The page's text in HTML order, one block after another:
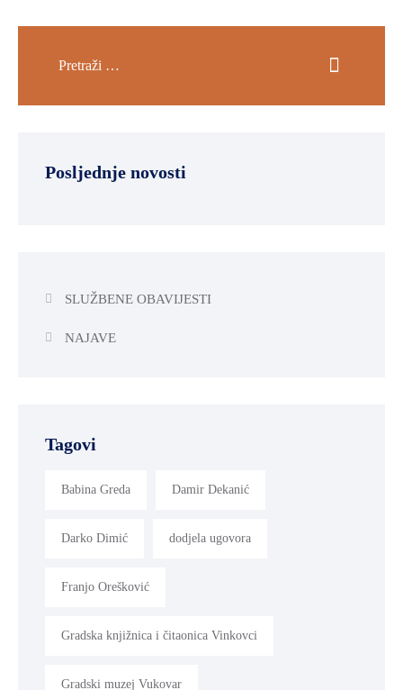
Posljednje novosti
SLUŽBENE OBAVIJESTI
NAJAVE
Tagovi
Babina Greda Damir Dekanić
Darko Dimić dodjela ugovora
Franjo Orešković
Gradska knjižnica i čitaonica Vinkovci
Gradski muzej Vukovar